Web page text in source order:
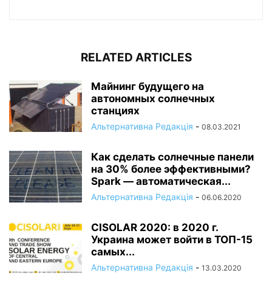
RELATED ARTICLES
Майнинг будущего на
автономных солнечных
станциях
Альтернативна Редакція - 08.03.2021
Как сделать солнечные панели
на 30% более эффективными?
Spark — автоматическая...
Альтернативна Редакція - 06.06.2020
CISOLAR 2020: в 2020 г.
Украина может войти в ТОП-15
самых...
Альтернативна Редакція - 13.03.2020